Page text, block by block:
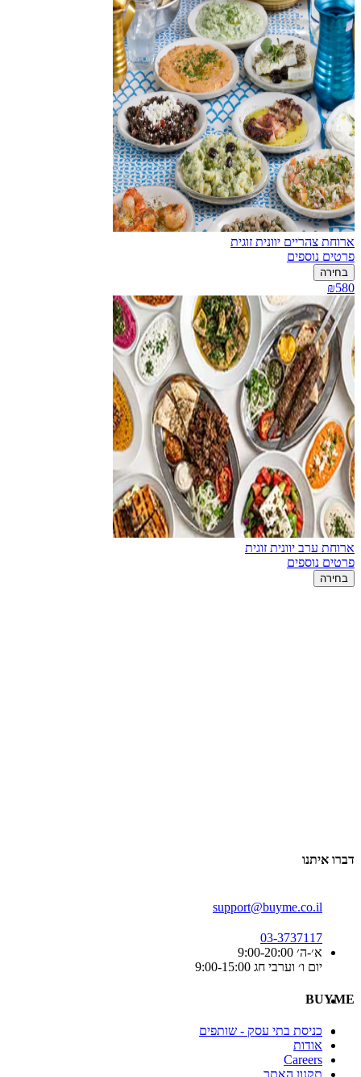
ארוחת צהריים יוונית זוגית
פרטים נוספים
בחירה
₪580
ארוחת ערב יוונית זוגית
פרטים נוספים
בחירה
דברו איתנו
support@buyme.co.il
03-3737117
א׳-ה׳ 9:00-20:00
יום ו׳ וערבי חג 9:00-15:00
BUYME
כניסת בתי עסק - שותפים
אודות
Careers
תקנון האתר